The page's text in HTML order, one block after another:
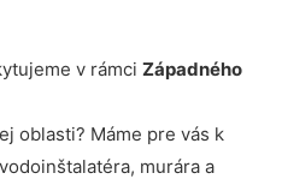
v rámci Západného
oblasti? Máme pre vás k
murára a